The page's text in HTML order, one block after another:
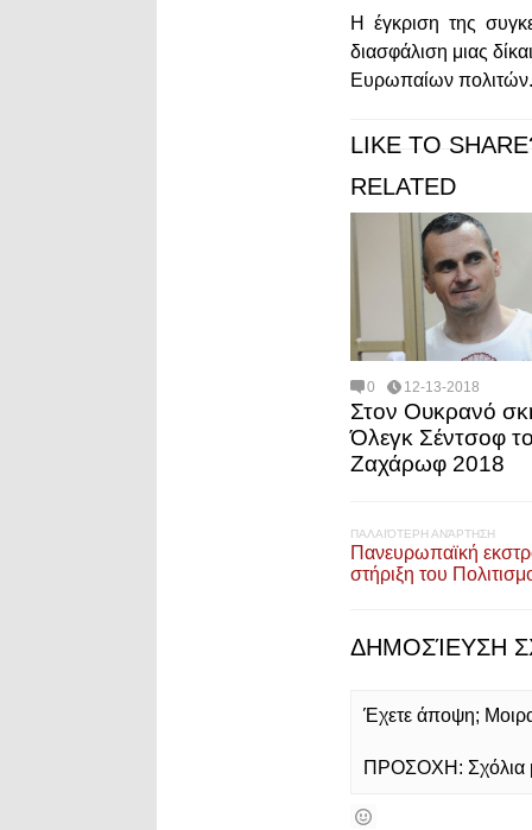
Η έγκριση της
διασφάλιση μιας
Ευρωπαίων πολιτών.
LIKE TO
RELATED
0 12-13-2018
Στον Ουκρανό
Όλεγκ Σέντσοφ
Ζαχάρωφ 2018
ΠΑΛΑΙΌΤΕΡΗ ΑΝΆΡΤΗΣΗ
Πανευρωπαϊκή
στήριξη του
ΔΗΜΟΣΊΕΥΣΗ
Έχετε άποψη;
ΠΡΟΣΟΧΗ: Σχόλια